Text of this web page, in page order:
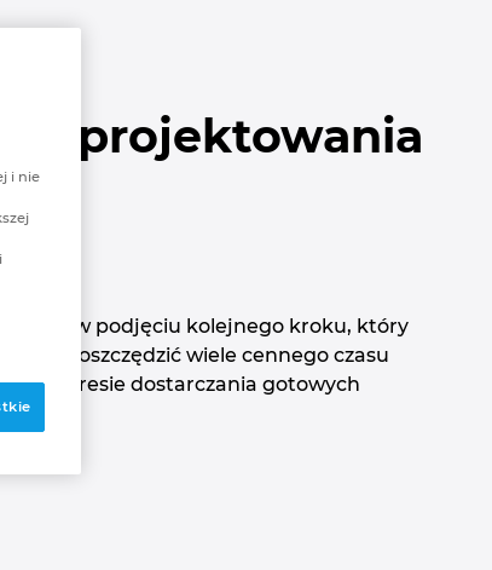
projektowania
Ci w podjęciu kolejnego kroku, który
Ci zaoszczędzić wiele cennego czasu
w zakresie dostarczania gotowych
i nie